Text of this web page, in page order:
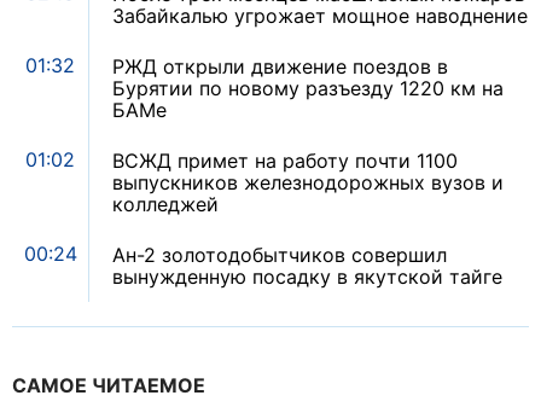
САМОЕ ЧИТАЕМОЕ
Забайкалью угрожает мощное наводнение
01:32
РЖД открыли движение поездов в
Бурятии по новому разъезду 1220 км на
БАМе
01:02
ВСЖД примет на работу почти 1100
выпускников железнодорожных вузов и
колледжей
00:24
Ан-2 золотодобытчиков совершил
вынужденную посадку в якутской тайге